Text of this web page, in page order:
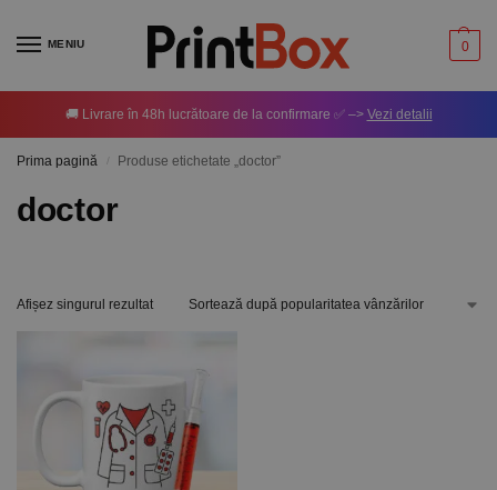
MENIU 0
🚚 Livrare în 48h lucrătoare de la confirmare ✅ –> Vezi detalii
Prima pagină / Produse etichetate „doctor”
doctor
Afișez singurul rezultat